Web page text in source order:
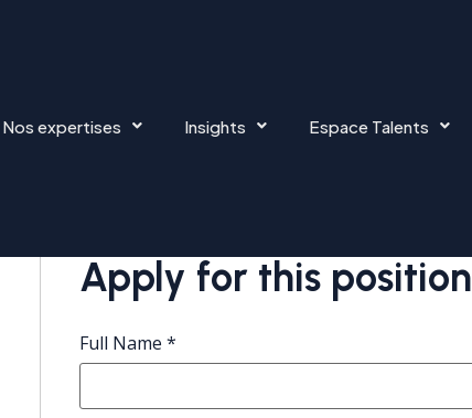
Nos expertises Insights Espace Talents
Apply for this position
Full Name *